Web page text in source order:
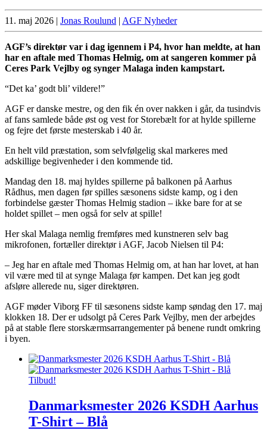
11. maj 2026 | Jonas Roulund | AGF Nyheder
AGF’s direktør var i dag igennem i P4, hvor han meldte, at han
har en aftale med Thomas Helmig, om at sangeren kommer på
Ceres Park Vejlby og synger Malaga inden kampstart.
“Det ka’ godt bli’ vildere!”
AGF er danske mestre, og den fik én over nakken i går, da tusindvis
af fans samlede både øst og vest for Storebælt for at hylde spillerne
og fejre det første mesterskab i 40 år.
En helt vild præstation, som selvfølgelig skal markeres med
adskillige begivenheder i den kommende tid.
Mandag den 18. maj hyldes spillerne på balkonen på Aarhus
Rådhus, men dagen før spilles sæsonens sidste kamp, og i den
forbindelse gæster Thomas Helmig stadion – ikke bare for at se
holdet spillet – men også for selv at spille!
Her skal Malaga nemlig fremføres med kunstneren selv bag
mikrofonen, fortæller direktør i AGF, Jacob Nielsen til P4:
– Jeg har en aftale med Thomas Helmig om, at han har lovet, at han
vil være med til at synge Malaga før kampen. Det kan jeg godt
afsløre allerede nu, siger direktøren.
AGF møder Viborg FF til sæsonens sidste kamp søndag den 17. maj
klokken 18. Der er udsolgt på Ceres Park Vejlby, men der arbejdes
på at stable flere storskærmsarrangementer på benene rundt omkring
i byen.
Tilbud!
Danmarksmester 2026 KSDH Aarhus
T-Shirt – Blå